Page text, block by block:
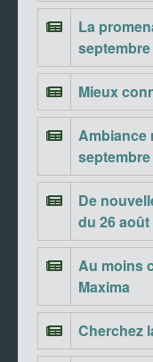
La
Mieux
Ambiance
De
du 26
Au moins
Maxima
Cherchez